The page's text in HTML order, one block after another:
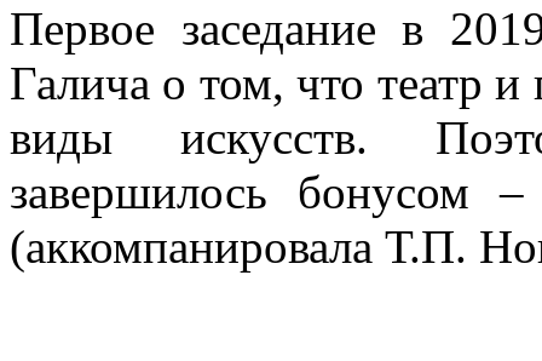
Первое заседание в
Галича о том, что театр
виды искусств.
завершилось
(аккомпанировала Т.П.